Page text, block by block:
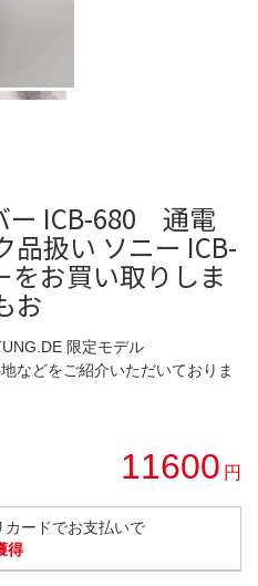
ー ICB-680 通電
扱い ソニー ICB-
をお買い取りしま
お
限定モデル
などをご紹介いただいておりま
11600 円
カードでお支払いで
得